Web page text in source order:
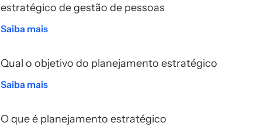
estratégico de gestão de pessoas
Saiba mais
Qual o objetivo do planejamento estratégico
Saiba mais
O que é planejamento estratégico